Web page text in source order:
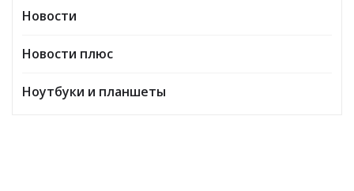
Новости
Новости плюс
Ноутбуки и планшеты